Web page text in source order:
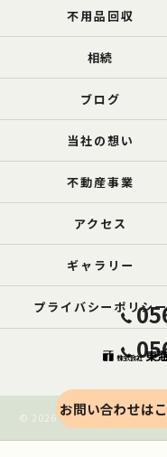
お問い合わせは
不用品回収
相続
ブログ
当社の想い
不動産事業
アクセス
ギャラリー
プライバシーポリシ
© 2026 愛知の空き家なら買取